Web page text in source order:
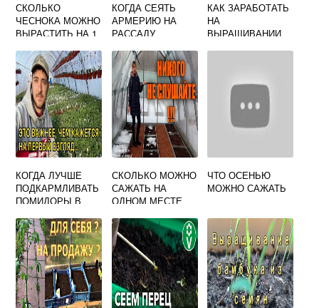
СКОЛЬКО
ЧЕСНОКА МОЖНО
ВЫРАСТИТЬ НА 1
КОГДА СЕЯТЬ
АРМЕРИЮ НА
РАССАДУ
КАК ЗАРАБОТАТЬ
НА
ВЫРАЩИВАНИИ
КОГДА ЛУЧШЕ
ПОДКАРМЛИВАТЬ
ПОМИДОРЫ В
ИЛИ ВЕЧЕРОМ
СКОЛЬКО МОЖНО
САЖАТЬ НА
ОДНОМ МЕСТЕ
ЧТО ОСЕНЬЮ
МОЖНО САЖАТЬ